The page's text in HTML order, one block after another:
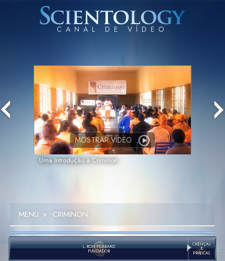
MOSTRAR VÍDEO
Uma Introdução à Criminon
MENU » CRIMINON
L. RON HUBBARD:
FUNDADOR
CRENÇAS
E
PRÁTICAS